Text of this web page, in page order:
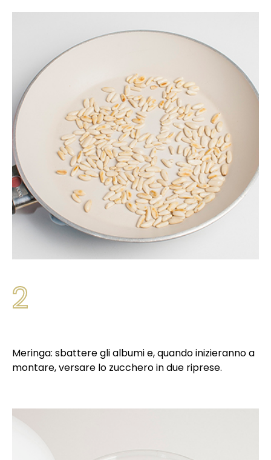
2
Meringa: sbattere gli albumi e, quando inizieranno a
montare, versare lo zucchero in due riprese.